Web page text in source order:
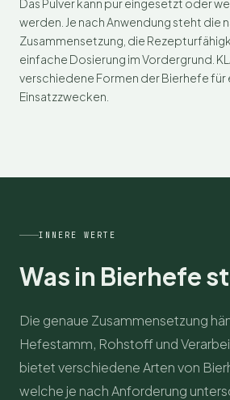
Das Pulver kann pur eingesetzt oder
werden. Je nach Anwendung steht die
Zusammensetzung, die
einfache Dosierung im Vordergrund.
verschiedene Formen der Bierhefe für
Einsatzzwecken.
INNERE WERTE
Was in Bierhefe
Die genaue Zusammensetzung
Hefestamm, Rohstoff und
bietet verschiedene Arten von
welche je nach Anforderung